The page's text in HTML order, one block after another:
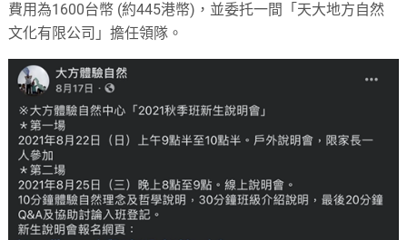
費用為1600台幣 (約445港幣)，並委托一間「天大地方自然
文化有限公司」擔任領隊。